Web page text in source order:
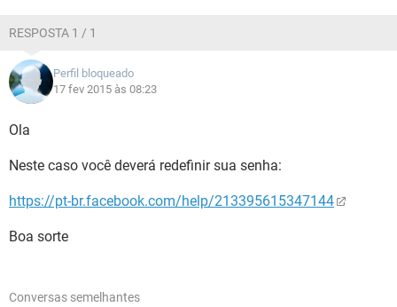
RESPOSTA 1 / 1
Perfil bloqueado
17 fev 2015 às 08:23
Ola
Neste caso você deverá redefinir sua senha:
https://pt-br.facebook.com/help/213395615347144
Boa sorte
Conversas semelhantes